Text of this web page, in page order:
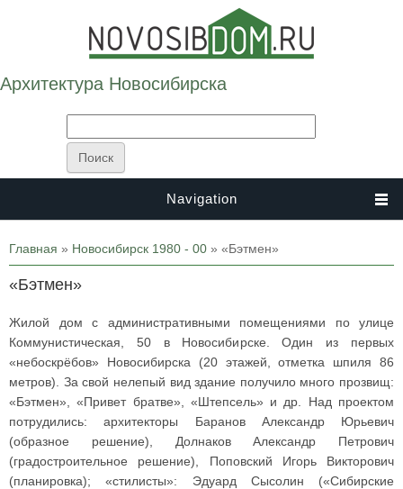
Архитектура Новосибирска
Navigation
Вы здесь
Главная » Новосибирск 1980 - 00 » «Бэтмен»
«Бэтмен»
Жилой дом с административными помещениями по улице
Коммунистическая, 50 в Новосибирске. Один из первых
«небоскрёбов» Новосибирска (20 этажей, отметка шпиля 86
метров). За свой нелепый вид здание получило много прозвищ:
«Бэтмен», «Привет братве», «Штепсель» и др. Над проектом
потрудились: архитекторы Баранов Александр Юрьевич
(образное решение), Долнаков Александр Петрович
(градостроительное решение), Поповский Игорь Викторович
(планировка); «стилисты»: Эдуард Сысолин («Сибирские